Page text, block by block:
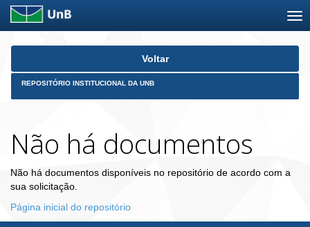
Skip
Voltar
REPOSITÓRIO INSTITUCIONAL DA UNB
Não há documentos
Não há documentos disponíveis no repositório de acordo com a
sua solicitação.
Página inicial do repositório